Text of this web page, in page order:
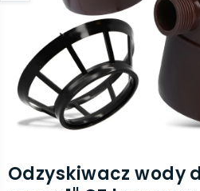
Odzyskiwacz wody